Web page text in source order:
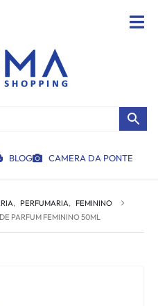
BLOG CAMERA DA PONTE
, PERFUMARIA, FEMININO
PARFUM FEMININO 50ML